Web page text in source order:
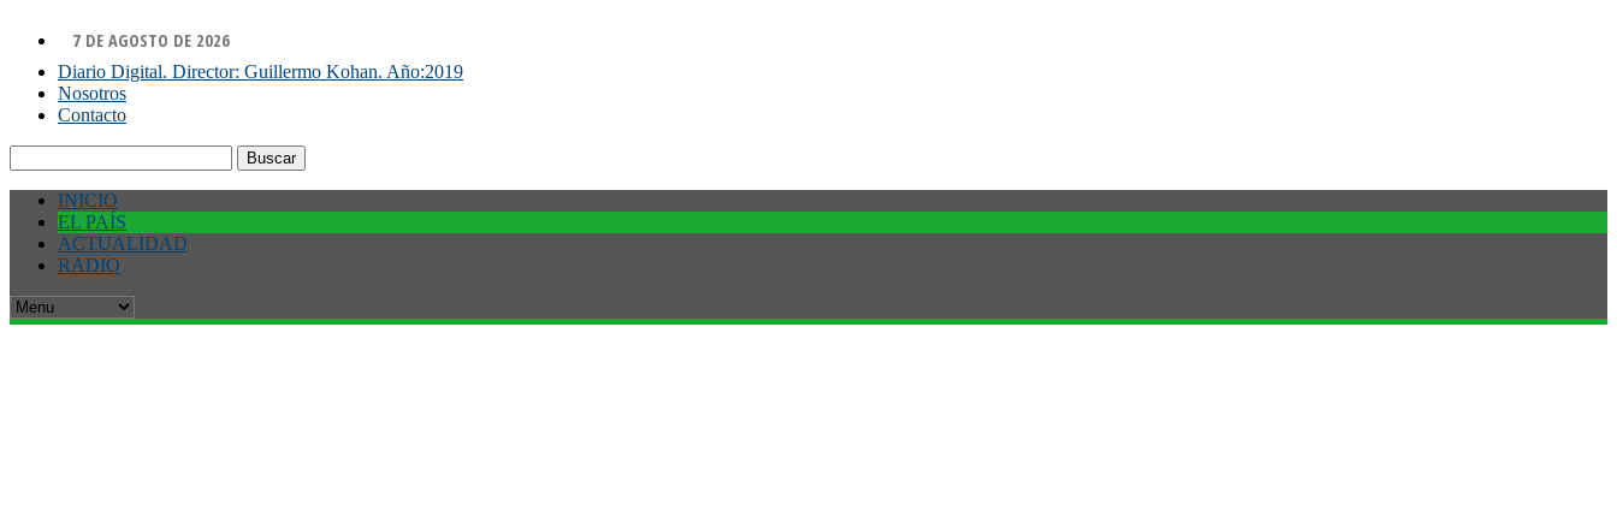
7 DE AGOSTO DE 2026
Diario Digital. Director: Guillermo Kohan. Año:2019
Nosotros
Contacto
INICIO
EL PAÍS
ACTUALIDAD
RADIO